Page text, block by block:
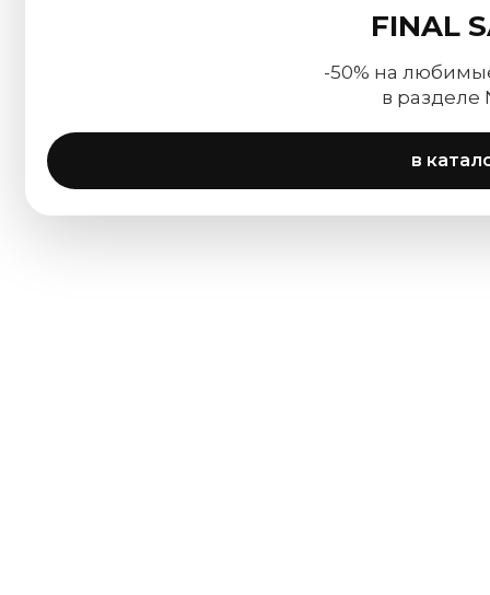
FINAL
-50% на
в разделе
в